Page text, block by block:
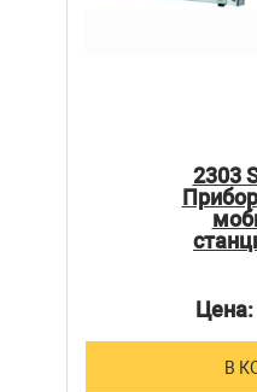
2303
Цена:
В